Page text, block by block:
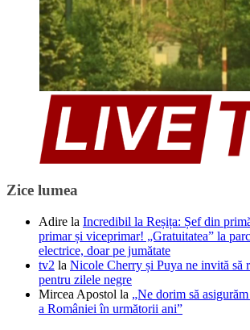
Zice lumea
Adire la Incredibil la Reșița: Șef din
primar și viceprimar! „Gratuitatea” la
electrice, doar pe jumătate
tv2 la Nicole Cherry și Puya ne invită să
pentru zilele negre
Mircea Apostol la „Ne dorim să
a României în următorii ani”